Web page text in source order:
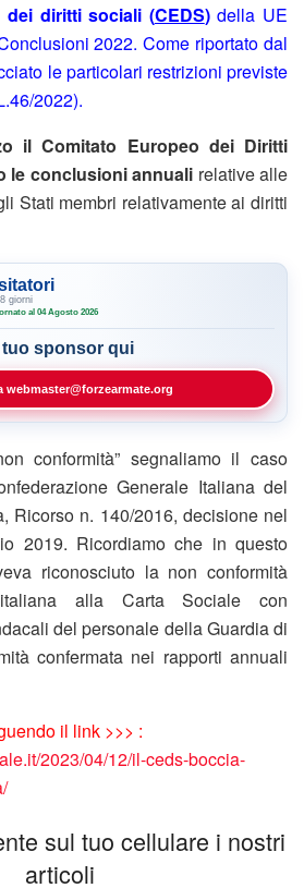
dei diritti sociali (CEDS)della UE
2022. Come riportato dal
le particolari restrizioni previste
2022).
il Comitato Europeo dei Diritti
le conclusioniannuali relative alle
Stati membri relativamente ai diritti
giorni
al 04 Agosto 2026
tuo sponsor qui
webmaster@forzearmate.org
conformità” segnaliamo il caso
Generale Italiana del
Ricorso n. 140/2016, decisione nel
2019. Ricordiamo che in questo
riconosciuto la non conformità
alla Carta Sociale con
del personale della Guardia di
confermata nei rapporti annuali
il link >>> :
2023/04/12/il-ceds-boccia-
sul tuo cellulare i nostri
articoli